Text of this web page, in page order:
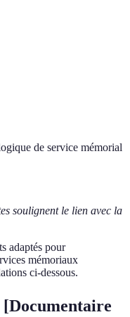
de service mémorial
soulignent le lien avec la
adaptés pour
mémoriaux
ci-dessous.